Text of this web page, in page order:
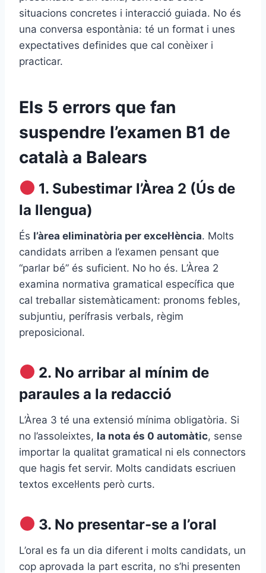
situacions concretes i interacció guiada. No és
una conversa espontània: té un format i unes
expectatives definides que cal conèixer i
practicar.
Els 5 errors que fan
suspendre l’examen B1 de
català a Balears
1. Subestimar l’Àrea 2 (Ús de
la llengua)
És l’àrea eliminatòria per excel·lència. Molts
candidats arriben a l’examen pensant que
“parlar bé” és suficient. No ho és. L’Àrea 2
examina normativa gramatical específica que
cal treballar sistemàticament: pronoms febles,
subjuntiu, perífrasis verbals, règim
preposicional.
2. No arribar al mínim de
paraules a la redacció
L’Àrea 3 té una extensió mínima obligatòria. Si
no l’assoleixtes, la nota és 0 automàtic, sense
importar la qualitat gramatical ni els connectors
que hagis fet servir. Molts candidats escriuen
textos excel·lents però curts.
3. No presentar-se a l’oral
L’oral es fa un dia diferent i molts candidats, un
cop aprovada la part escrita, no s’hi presenten